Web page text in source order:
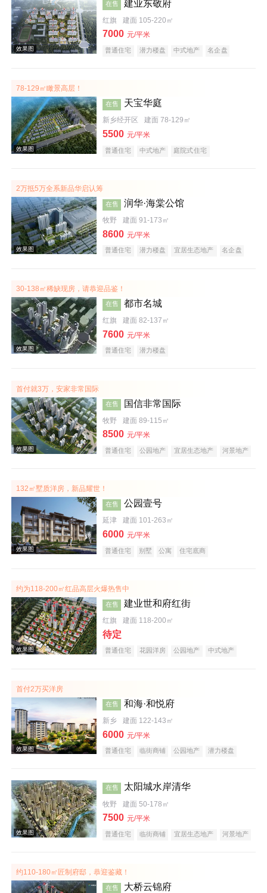
效果图
效果图
效果图
在售 建业东敬府
红旗 建面 105-220㎡
7000 元/平米
普通住宅 潜力楼盘 中式地产 名企盘
78-129㎡瞰景高层！
效果图
在售 天宝华庭
新乡经开区 建面 78-129㎡
5500 元/平米
普通住宅 中式地产 庭院式住宅
2万抵5万全系新品华启认筹
在售 润华·海棠公馆
牧野 建面 91-173㎡
8600 元/平米
普通住宅 潜力楼盘 宜居生态地产 名企盘
30-138㎡稀缺现房，请恭迎品鉴！
效果图
在售 都市名城
红旗 建面 82-137㎡
7600 元/平米
普通住宅 潜力楼盘
首付就3万，安家非常国际
效果图
在售 国信非常国际
牧野 建面 89-115㎡
8500 元/平米
普通住宅 公园地产 宜居生态地产 河景地产
132㎡墅质洋房，新品耀世！
在售 公园壹号
延津 建面 101-263㎡
6000 元/平米
普通住宅 别墅 公寓
住宅底商
约为118-200㎡红品高层火爆热售中
在售 建业世和府红街
红旗 建面 118-200㎡
待定
普通住宅 花园洋房 公园地产
中式地产
首付2万买洋房
在售 和海·和悦府
新乡 建面 122-143㎡
6000 元/平米
普通住宅 临街商铺 公园地产
潜力楼盘
在售 太阳城水岸清华
牧野 建面 50-178㎡
7500 元/平米
普通住宅 临街商铺 宜居生态地产
河景地产
约110-180㎡匠制府邸，恭迎鉴藏！
在售 大桥云锦府